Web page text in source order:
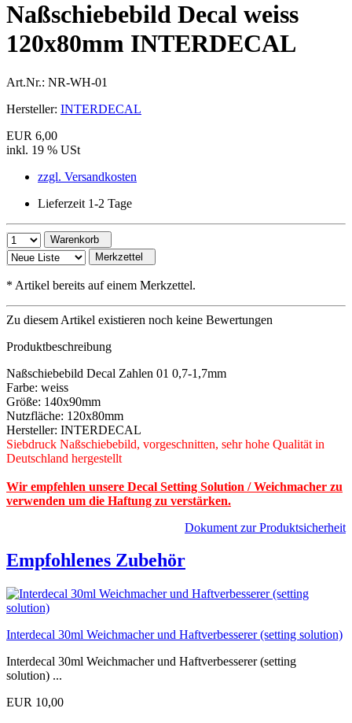
Naßschiebebild Decal weiss
120x80mm INTERDECAL
Art.Nr.: NR-WH-01
Hersteller: INTERDECAL
EUR 6,00
inkl. 19 % USt
zzgl. Versandkosten
Lieferzeit 1-2 Tage
Warenkorb
Merkzettel
* Artikel bereits auf einem Merkzettel.
Zu diesem Artikel existieren noch keine Bewertungen
Produktbeschreibung
Naßschiebebild Decal Zahlen 01 0,7-1,7mm
Farbe: weiss
Größe: 140x90mm
Nutzfläche: 120x80mm
Hersteller: INTERDECAL
Siebdruck Naßschiebebild, vorgeschnitten, sehr hohe Qualität in
Deutschland hergestellt
Wir empfehlen unsere Decal Setting Solution / Weichmacher zu
verwenden um die Haftung zu verstärken.
Dokument zur Produktsicherheit
Empfohlenes Zubehör
Interdecal 30ml Weichmacher und Haftverbesserer (setting solution)
Interdecal 30ml Weichmacher und Haftverbesserer (setting
solution) ...
EUR 10,00